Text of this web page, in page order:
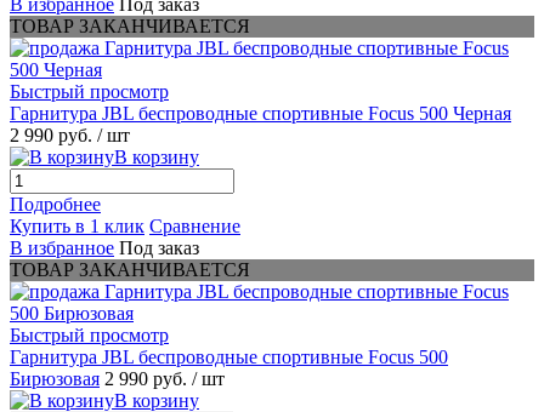
ТОВАР ЗАКАНЧИВАЕТСЯ
Быстрый просмотр
Гарнитура JBL беспроводные спортивные Focus 500 Черная
2 990 руб. / шт
В корзину
Подробнее
Купить в 1 клик Сравнение
В избранное Под заказ
ТОВАР ЗАКАНЧИВАЕТСЯ
Быстрый просмотр
Гарнитура JBL беспроводные спортивные Focus 500
Бирюзовая 2 990 руб. / шт
В корзину